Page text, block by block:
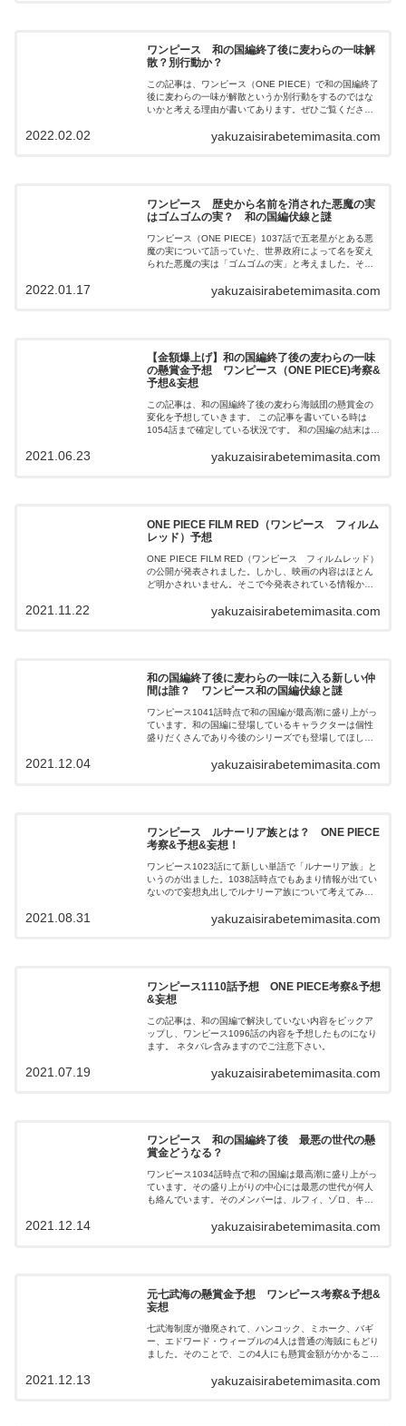
ワンピース 和の国編終了後に麦わらの一味解
散？別行動か？
この記事は、ワンピース（ONE PIECE）で和の国編終了
後に麦わらの一味が解散というか別行動をするのではな
いかと考える理由が書いてあります。ぜひご覧くださ
yakuzaisirabetemimasita.com
2022.02.02
ワンピース 歴史から名前を消された悪魔の実
はゴムゴムの実？ 和の国編伏線と謎
ワンピース（ONE PIECE）1037話で五老星がとある悪
魔の実について語っていた、世界政府によって名を変え
られた悪魔の実は「ゴムゴムの実」と考えました。その
yakuzaisirabetemimasita.com
2022.01.17
【金額爆上げ】和の国編終了後の麦わらの一味
の懸賞金予想 ワンピース（ONE PIECE)考察&
予想&妄想
この記事は、和の国編終了後の麦わら海賊団の懸賞金の
変化を予想していきます。 この記事を書いている時は
1054話まで確定している状況です。 和の国編の結末は、
認めて、カイドウ自らが和の国から去っていく展開と勝
yakuzaisirabetemimasita.com
2021.06.23
ONE PIECE FILM RED（ワンピース フィルム
レッド）予想
ONE PIECE FILM RED（ワンピース フィルムレッド）
の公開が発表されました。しかし、映画の内容はほとん
ど明かされいません。そこで今発表されている情報から
yakuzaisirabetemimasita.com
2021.11.22
和の国編終了後に麦わらの一味に入る新しい仲
間は誰？ ワンピース和の国編伏線と謎
ワンピース1041話時点で和の国編が最高潮に盛り上がっ
ています。和の国編に登場しているキャラクターは個性
盛りだくさんであり今後のシリーズでも登場してほしい
場したので和の国編終了後には麦わらの一味に新しい仲
yakuzaisirabetemimasita.com
2021.12.04
ワンピース ルナーリア族とは？ ONE PIECE
考察&予想&妄想！
ワンピース1023話にて新しい単語で「ルナーリア族」と
いうのが出ました。1038話時点でもあまり情報が出てい
ないので妄想丸出しでルナリーア族について考えてみま
yakuzaisirabetemimasita.com
2021.08.31
ワンピース1110話予想 ONE PIECE考察&予想
&妄想
この記事は、和の国編で解決していない内容をピックア
ップし、ワンピース1096話の内容を予想したものになり
ます。 ネタバレ含みますのでご注意下さい。
yakuzaisirabetemimasita.com
2021.07.19
ワンピース 和の国編終了後 最悪の世代の懸
賞金どうなる？
ワンピース1034話時点で和の国編は最高潮に盛り上がっ
ています。その盛り上がりの中心には最悪の世代が何人
も絡んでいます。そのメンバーは、ルフィ、ゾロ、キッ
す。そこで、和の国編終了後の最悪の世代の懸賞金額を
yakuzaisirabetemimasita.com
2021.12.14
元七武海の懸賞金予想 ワンピース考察&予想&
妄想
七武海制度が撤廃されて、ハンコック、ミホーク、バギ
ー、エドワード・ウィーブルの4人は普通の海賊にもどり
ました。そのことで、この4人にも懸賞金額がかかること
出の情報をもとに予想したことが書いてあります。ぜひ
yakuzaisirabetemimasita.com
2021.12.13